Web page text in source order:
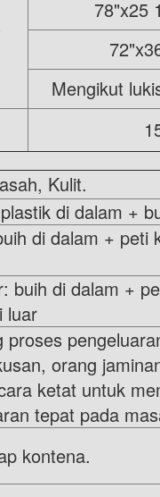
78"x25
Mengikut
Kulit.
di dalam +
di dalam + peti
buih di dalam +
luar
proses
orang
ketat untuk
tepat pada
kontena.